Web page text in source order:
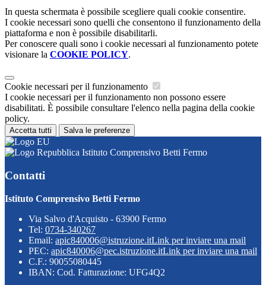
In questa schermata è possibile scegliere quali cookie consentire.
I cookie necessari sono quelli che consentono il funzionamento della
piattaforma e non è possibile disabilitarli.
Per conoscere quali sono i cookie necessari al funzionamento potete
visionare la COOKIE POLICY.
Cookie necessari per il funzionamento
I cookie necessari per il funzionamento non possono essere
disabilitati. È possibile consultare l'elenco nella pagina della cookie
policy.
Accetta tutti Salva le preferenze
Istituto Comprensivo Betti Fermo
Contatti
Istituto Comprensivo Betti Fermo
Via Salvo d'Acquisto - 63900 Fermo
Tel: 0734-340267
Email: apic840006@istruzione.itLink per inviare una mail
PEC: apic840006@pec.istruzione.itLink per inviare una mail
C.F.: 90055080445
IBAN: Cod. Fatturazione: UFG4Q2